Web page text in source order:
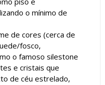
o mínimo de
de cores (cerca de
fosco,
o famoso silestone
e cristais que
de céu estrelado,